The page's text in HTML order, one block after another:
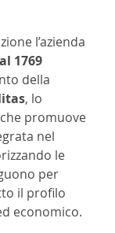
l’azienda
1769
della
, lo
promuove
nel
le
per
il profilo
economico.